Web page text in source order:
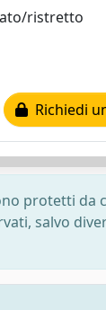
ristretto
Richiedi
protetti da
salvo